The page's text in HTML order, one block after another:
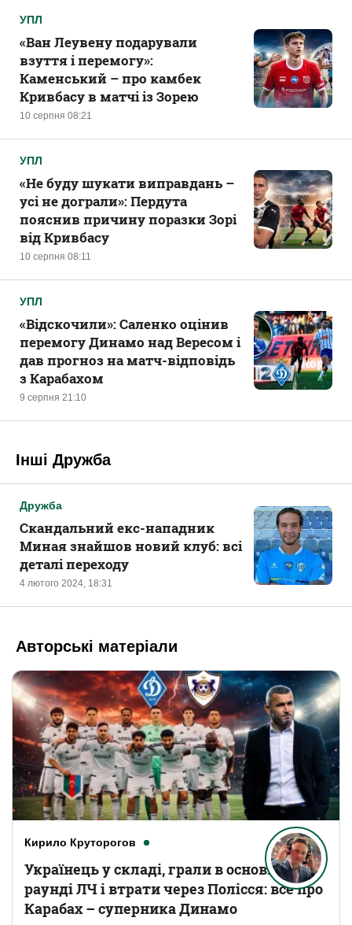
УПЛ
10 серпня 08:21
«Ван Леувену подарували
взуття і перемогу»:
Каменський – про камбек
Кривбасу в матчі із Зорею
УПЛ
10 серпня 08:11
«Не буду шукати виправдань –
усі не дограли»: Пердута
пояснив причину поразки Зорі
від Кривбасу
УПЛ
9 серпня 21:10
«Відскочили»: Саленко оцінив
перемогу Динамо над Вересом і
дав прогноз на матч-відповідь
з Карабахом
Інші Дружба
Дружба
4 лютого 2024, 18:31
Скандальний екс-нападник
Миная знайшов новий клуб: всі
деталі переходу
Авторські матеріали
Кирило Круторогов
Українець у складі, грали в основному
раунді ЛЧ і втрати через Полісся: все про
Карабах – суперника Динамо